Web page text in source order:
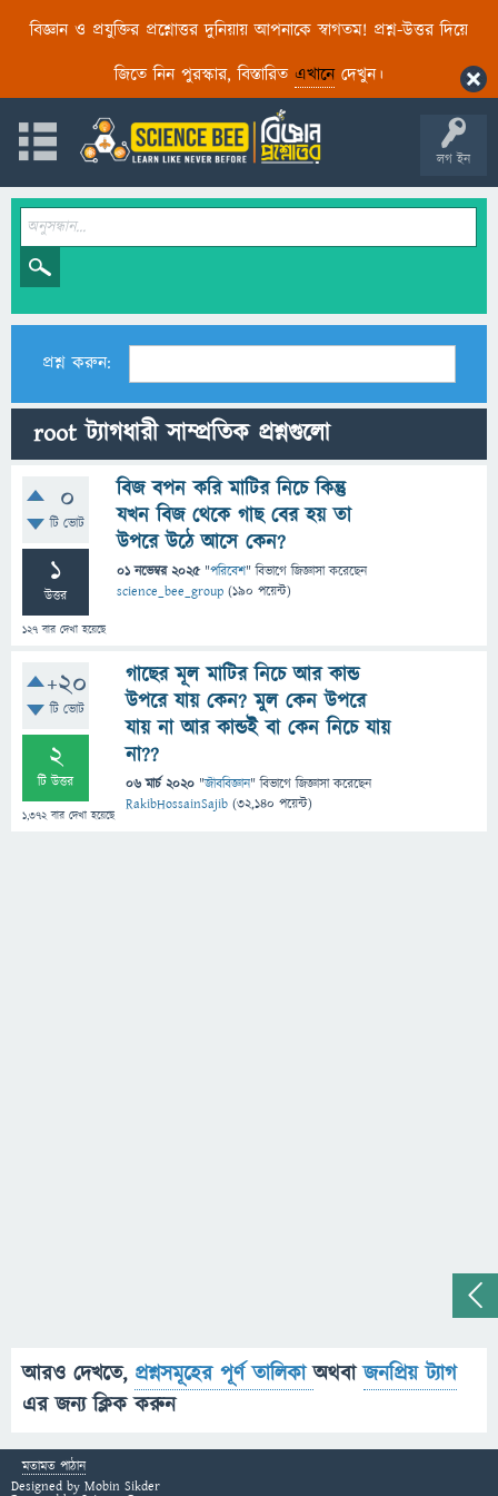
বিজ্ঞান ও প্রযুক্তির প্রশ্নোত্তর দুনিয়ায় আপনাকে স্বাগতম! প্রশ্ন-উত্তর দিয়ে
জিতে নিন পুরস্কার, বিস্তারিত এখানেদেখুন।
লগ ইন
প্রশ্ন করুন:
root ট্যাগধারী সাম্প্রতিক প্রশ্নগুলো
0
টি ভোট
1
উত্তর
127 বার দেখা হয়েছে
বিজ বপন করি মাটির নিচে কিন্তু
যখন বিজ থেকে গাছ বের হয় তা
উপরে উঠে আসে কেন?
01 নভেম্বর 2025 "পরিবেশ" বিভাগে জিজ্ঞাসাকরেছেন
science_bee_group (190 পয়েন্ট)
+20
টি ভোট
2
টি উত্তর
1,372বার দেখা হয়েছে
গাছের মূল মাটির নিচে আর কান্ড
উপরে যায় কেন? মুল কেন উপরে
যায় না আর কান্ডই বা কেন নিচে যায়
না??
06 মার্চ 2020 "জীববিজ্ঞান" বিভাগে জিজ্ঞাসাকরেছেন
RakibHossainSajib (32,140 পয়েন্ট)
আরও দেখতে, প্রশ্নসমূহের পূর্ণ তালিকাঅথবাজনপ্রিয় ট্যাগ
এর জন্য ক্লিক করুন
মতামত পাঠান
Designed by Mobin Sikder